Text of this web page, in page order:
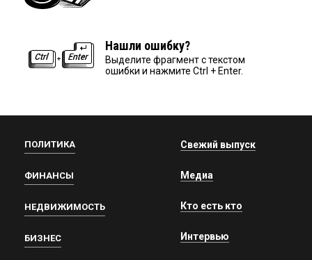
Нашли ошибку?
Выделите фрагмент с текстом
ошибки и нажмите Ctrl + Enter.
ПОЛИТИКА
ФИНАНСЫ
НЕДВИЖИМОСТЬ
БИЗНЕС
Свежий выпуск
Медиа
Кто есть кто
Интервью